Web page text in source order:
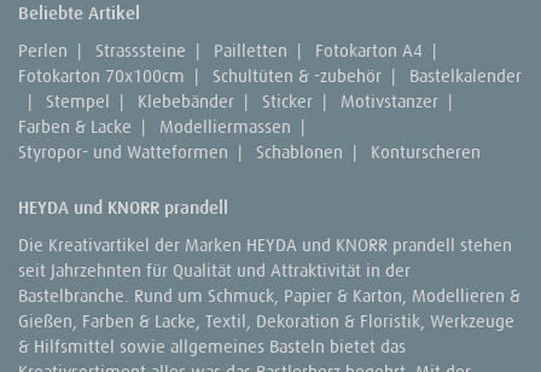
Beliebte Artikel
Perlen | Strasssteine | Pailletten | Fotokarton A4 |
Fotokarton 70x100cm | Schultüten & -zubehör |
Bastelkalender
|
Stempel | Klebebänder | Sticker | Motivstanzer |
Farben & Lacke | Modelliermassen |
Styropor- und Watteformen | Schablonen | Konturscheren
HEYDA und KNORR prandell
Die Kreativartikel der Marken HEYDA und KNORR prandell stehen
seit Jahrzehnten für Qualität und Attraktivität in der
Bastelbranche. Rund um Schmuck, Papier & Karton, Modellieren &
Gießen, Farben & Lacke, Textil, Dekoration & Floristik, Werkzeuge
& Hilfsmittel sowie allgemeines Basteln bietet das